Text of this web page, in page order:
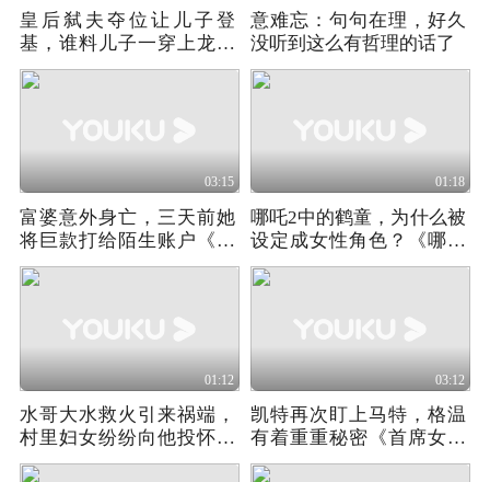
皇后弑夫夺位让儿子登
基，谁料儿子一穿上龙袍
后，却让她笑不出来
意难忘：句句在理，好久
没听到这么有哲理的话了
03:15
富婆意外身亡，三天前她
将巨款打给陌生账户《科
斯缇娜酒店》02
01:18
哪吒2中的鹤童，为什么被
设定成女性角色？《哪吒
之魔童闹海》
01:12
水哥大水救火引来祸端，
村里妇女纷纷向他投怀送
抱！
03:12
凯特再次盯上马特，格温
有着重重秘密《首席女法
医》第一季02